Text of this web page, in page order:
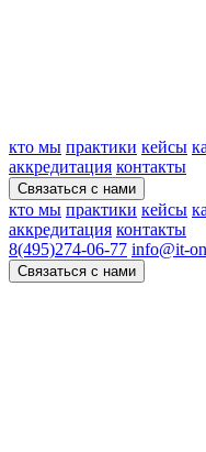
кто мы практики кейсы
аккредитация контакты
Связаться с нами
кто мы практики кейсы
аккредитация контакты
8(495)274-06-77 info@it-
Связаться с нами